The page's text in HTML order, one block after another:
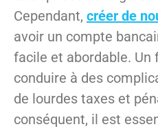
Cependant, créer de
avoir un compte
facile et abordable. Un
conduire à des
de lourdes taxes et
conséquent, il est